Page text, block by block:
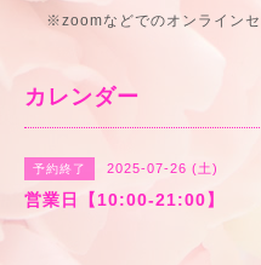
※zoomなどでのオンラインセ
カレンダー
予約終了 2025-07-26 (土)
営業日【10:00-21:00】